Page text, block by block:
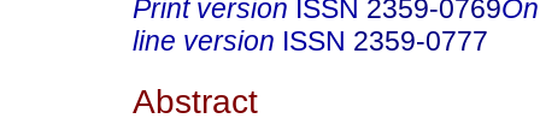
Print version ISSN 2359-0769
line version ISSN 2359-0777
Abstract